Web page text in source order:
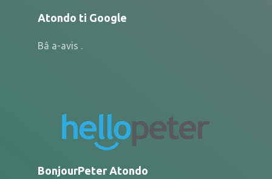
Atondo ti Google
Bâ a-avis .
BonjourPeter Atondo